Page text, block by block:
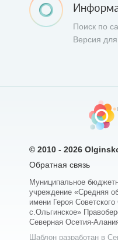
Поиск по
Версия
© 2010 - 2026
Обратная связь
Муниципальное
учреждение «Средняя
имени Героя
с.Ольгинское»
Северная Осетия-
Шаблон разработан в